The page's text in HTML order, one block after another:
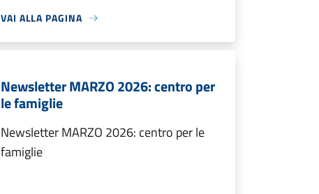
VAI ALLA PAGINA
Newsletter MARZO 2026: centro per
le famiglie
Newsletter MARZO 2026: centro per le
famiglie